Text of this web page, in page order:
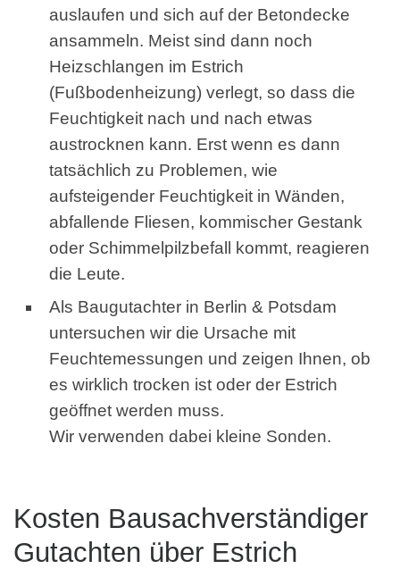
auslaufen und sich auf der Betondecke
ansammeln. Meist sind dann noch
Heizschlangen im Estrich
(Fußbodenheizung) verlegt, so dass die
Feuchtigkeit nach und nach etwas
austrocknen kann. Erst wenn es dann
tatsächlich zu Problemen, wie
aufsteigender Feuchtigkeit in Wänden,
abfallende Fliesen, kommischer Gestank
oder Schimmelpilzbefall kommt, reagieren
die Leute.
Als Baugutachter in Berlin & Potsdam
untersuchen wir die Ursache mit
Feuchtemessungen und zeigen Ihnen, ob
es wirklich trocken ist oder der Estrich
geöffnet werden muss.
Wir verwenden dabei kleine Sonden.
Kosten Bausachverständiger
Gutachten über Estrich